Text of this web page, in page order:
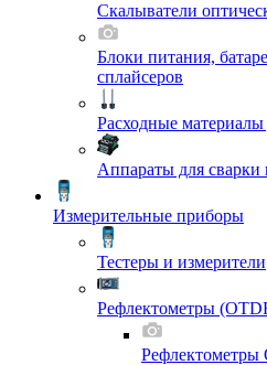
Скалыватели
Блоки питания,
сплайсеров
Расходные материалы
Аппараты для сварки
Измерительные приборы
Тестеры и измерители
Рефлектометры
Рефлектометры